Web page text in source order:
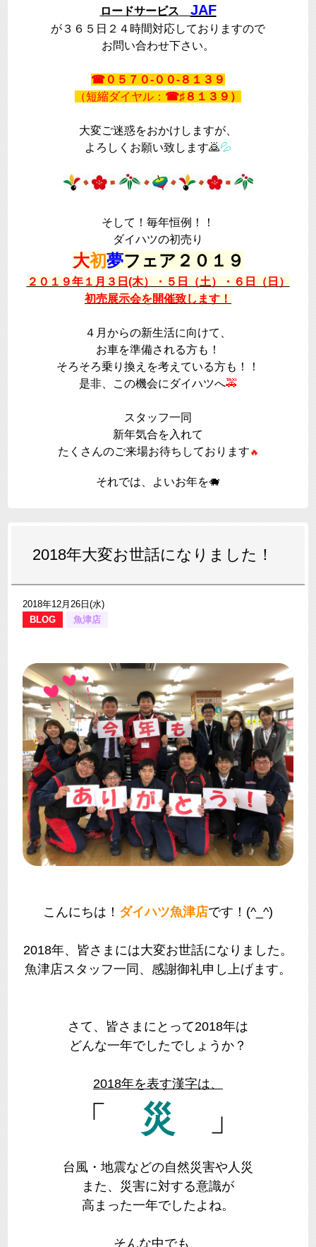
ロードサービス
JAF
が３６５日２４時間対応しておりますので
お問い合わせ下さい。
☎０５７０-００-８１３９
（短縮ダイヤル： ☎♯８１３９）
大変ご迷惑をおかけしますが、
よろしくお願い致します🙇💦
そして！毎年恒例！！
ダイハツの初売り
大初夢フェア２０１９
２０１９年１月３日(木）・５日（土）・６日（日）
初売展示会を開催致します！
４月からの新生活に向けて、
お車を準備される方も！
そろそろ乗り換えを考えている方も！！
是非、この機会にダイハツへ🚕
スタッフ一同
新年気合を入れて
たくさんのご来場お待ちしております 🔥
それでは、よいお年を🐗
2018年大変お世話になりました！
2018年12月26日(水)
BLOG
魚津店
こんにちは！ ダイハツ魚津店です！(^_^)
2018年、皆さまには大変お世話になりました。
魚津店スタッフ一同、感謝御礼申し上げます。
さて、皆さまにとって2018年は
どんな一年でしたでしょうか？
2018年を表す漢字は、
「 災 」
台風・地震などの自然災害や人災
また、災害に対する意識が
高まった一年でしたよね。
そんな中でも、